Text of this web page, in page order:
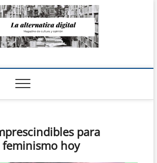
La Alternativa
para
hoy